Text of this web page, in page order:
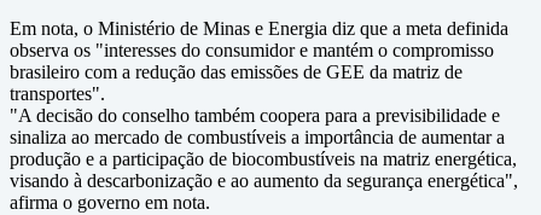
Em nota, o Ministério de Minas e Energia diz que a meta definida
observa os "interesses do consumidor e mantém o compromisso
brasileiro com a redução das emissões de GEE da matriz de
transportes".
"A decisão do conselho também coopera para a previsibilidade e
sinaliza ao mercado de combustíveis a importância de aumentar a
produção e a participação de biocombustíveis na matriz energética,
visando à descarbonização e ao aumento da segurança energética",
afirma o governo em nota.